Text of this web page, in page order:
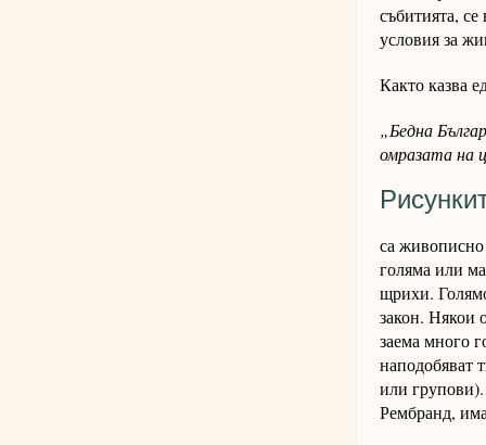
събитията,
условия за
Както казва
„Бедна
омразата на
са
голяма или
щрихи.
закон. Някои
заема много
наподобяват
или групови).
Рембранд,